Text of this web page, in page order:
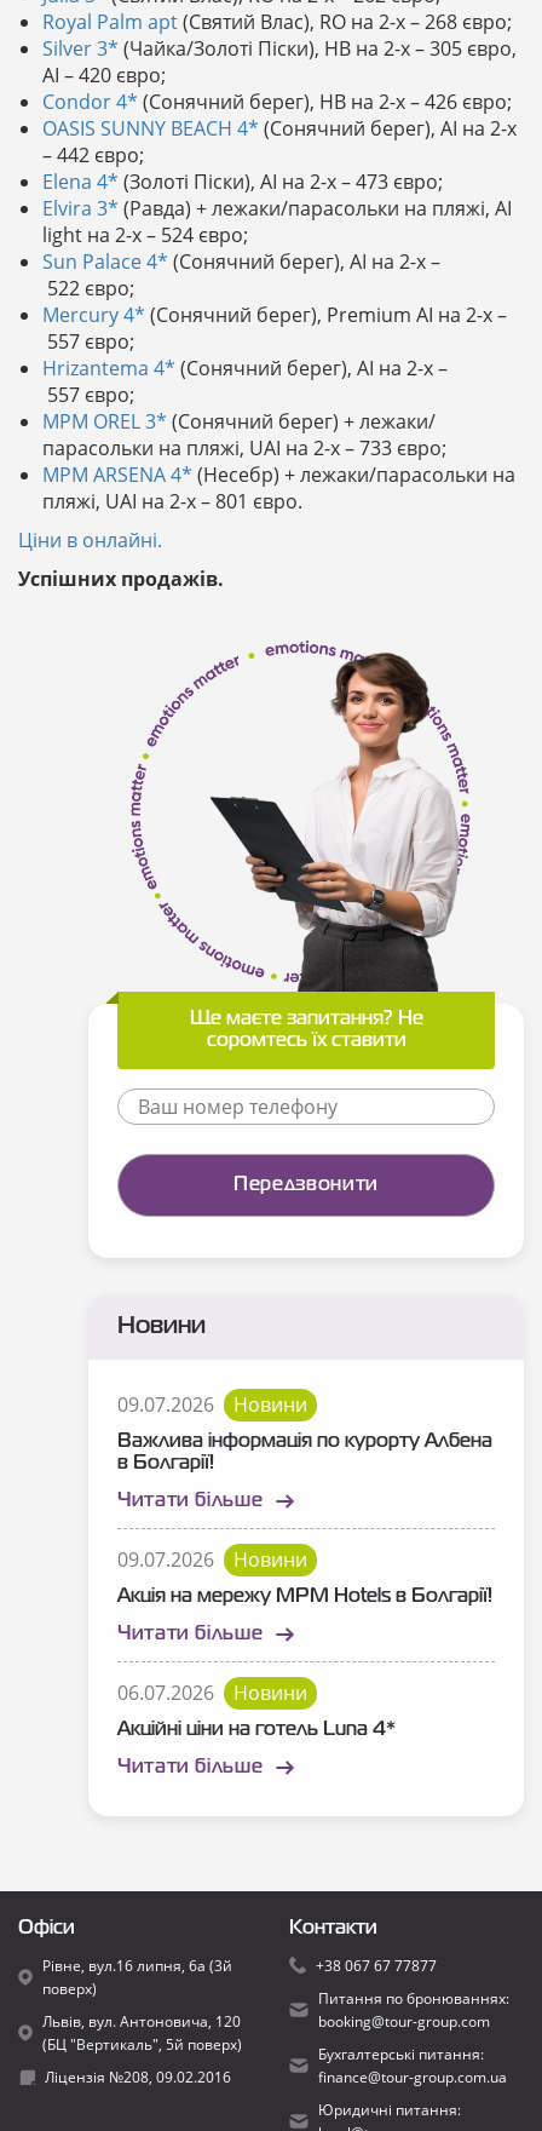
Royal Palm apt(Святий Влас), RO на 2-х – 268 євро;
Silver 3* (Чайка/Золоті Піски), HB на 2-х – 305 євро,
AI – 420 євро;
Condor 4* (Сонячний берег), HB на 2-х – 426 євро;
OASIS SUNNY BEACH 4* (Сонячний берег), AI на 2-х
– 442 євро;
Elena 4* (Золоті Піски), AI на 2-х – 473 євро;
Elvira 3* (Равда) + лежаки/парасольки на пляжі, AI
light на 2-х – 524 євро;
Sun Palace 4* (Сонячний берег), AI на 2-х –
522 євро;
Mercury 4* (Сонячний берег), Premium AI на 2-х –
557 євро;
Hrizantema 4* (Сонячний берег), AI на 2-х –
557 євро;
MPM OREL 3* (Сонячний берег) + лежаки/
парасольки на пляжі, UAI на 2-х – 733 євро;
MPM ARSENA 4* (Несебр) + лежаки/парасольки на
пляжі, UAI на 2-х – 801 євро.
Ціни в онлайні.
Успішних продажів.
Ще маєте запитання? Не
соромтесь їх ставити
Новини
09.07.2026 Новини
Важлива інформація по курорту Албена
в Болгарії!
Читати більше
09.07.2026 Новини
Акція на мережу MPM Hotels в Болгарії!
Читати більше
06.07.2026 Новини
Акційні ціни на готель Luna 4*
Читати більше
Офіси
Рівне, вул.16 липня, 6а (3й
поверх)
Львів, вул. Антоновича, 120
(БЦ "Вертикаль", 5й поверх)
Ліцензія №208, 09.02.2016
Контакти
+38 067 67 77877
Питання по бронюваннях:
booking@tour-group.com
Бухгалтерські питання:
finance@tour-group.com.ua
Юридичні питання: